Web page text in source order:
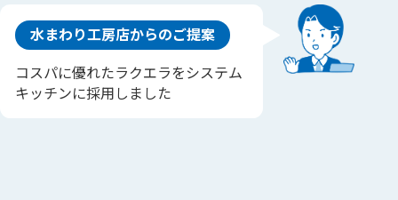
水まわり工房店からのご提案
コスパに優れたラクエラをシステム
キッチンに採用しました